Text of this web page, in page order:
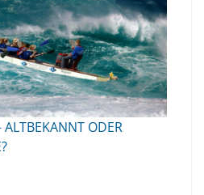
ALTBEKANNT ODER